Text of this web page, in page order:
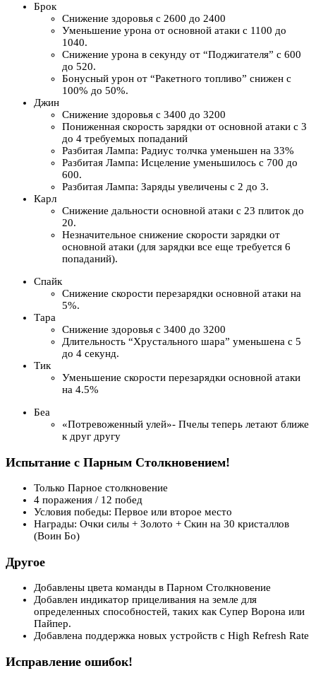
Брок
Снижение здоровья с 2600 до 2400
Уменьшение урона от основной атаки с 1100 до
1040.
Снижение урона в секунду от “Поджигателя” с 600
до 520.
Бонусный урон от “Ракетного топливо” снижен с
100% до 50%.
Джин
Снижение здоровья с 3400 до 3200
Пониженная скорость зарядки от основной атаки с 3
до 4 требуемых попаданий
Разбитая Лампа: Радиус толчка уменьшен на 33%
Разбитая Лампа: Исцеление уменьшилось с 700 до
600.
Разбитая Лампа: Заряды увеличены с 2 до 3.
Карл
Снижение дальности основной атаки с 23 плиток до
20.
Незначительное снижение скорости зарядки от
основной атаки (для зарядки все еще требуется 6
попаданий).
Спайк
Снижение скорости перезарядки основной атаки на
5%.
Тара
Снижение здоровья с 3400 до 3200
Длительность “Хрустального шара” уменьшена с 5
до 4 секунд.
Тик
Уменьшение скорости перезарядки основной атаки
на 4.5%
Беа
«Потревоженный улей»- Пчелы теперь летают ближе
к друг другу
Испытание с Парным Столкновением!
Только Парное столкновение
4 поражения / 12 побед
Условия победы: Первое или второе место
Награды: Очки силы + Золото + Скин на 30 кристаллов
(Воин Бо)
Другое
Добавлены цвета команды в Парном Столкновение
Добавлен индикатор прицеливания на земле для
определенных способностей, таких как Супер Ворона или
Пайпер.
Добавлена поддержка новых устройств с High Refresh Rate
Исправление ошибок!